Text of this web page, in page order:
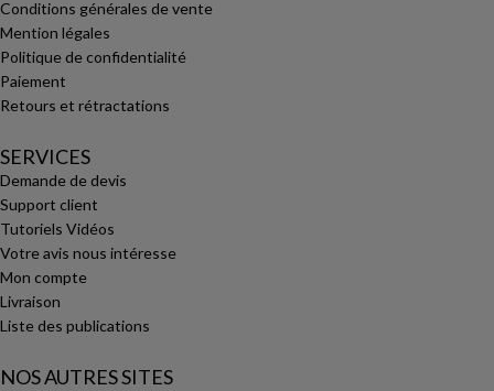
Conditions générales de vente
Mention légales
Politique de confidentialité
Paiement
Retours et rétractations
SERVICES
Demande de devis
Support client
Tutoriels Vidéos
Votre avis nous intéresse
Mon compte
Livraison
Liste des publications
NOS AUTRES SITES